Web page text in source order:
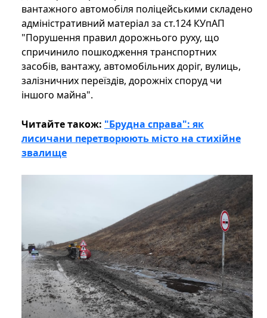
вантажного автомобіля поліцейськими складено
адміністративний матеріал за ст.124 КУпАП
"Порушення правил дорожнього руху, що
спричинило пошкодження транспортних
засобів, вантажу, автомобільних доріг, вулиць,
залізничних переїздів, дорожніх споруд чи
іншого майна".
Читайте також: "Брудна справа": як
лисичани перетворюють місто на стихійне
звалище